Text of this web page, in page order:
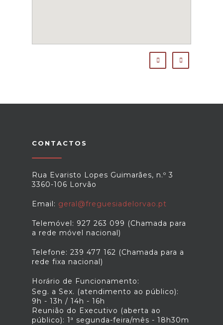
CONTACTOS
Rua Evaristo Lopes Guimarães, n.º 3
3360-106 Lorvão
Email: geral@freguesiadelorvao.pt
Telemóvel: 927 263 099 (Chamada para
a rede móvel nacional)
Telefone: 239 477 162 (Chamada para a
rede fixa nacional)
Horário de Funcionamento:
Seg. a Sex. (atendimento ao público):
9h - 13h / 14h - 16h
Reunião do Executivo (aberta ao
público): 1ª segunda-feira/mês - 18h30m